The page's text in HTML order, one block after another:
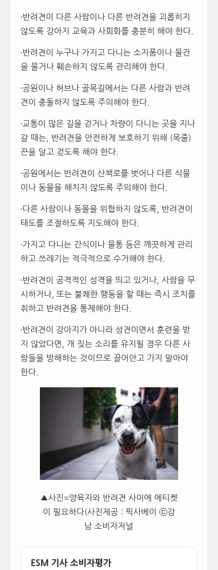
∙반려견이 다른 사람이나 다른 반려견을 괴롭히지
않도록 강아지 교육과 사회화를 충분히 해야 한다.
∙반려견이 누구나 가지고 다니는 소지품이나 물건
을 물거나 훼손하지 않도록 관리해야 한다.
∙공원이나 허브나 골목길에서는 다른 사람과 반려
견이 충돌하지 않도록 주의해야 한다.
∙교통이 많은 길을 걷거나 차량이 다니는 곳을 지나
갈 때는, 반려견을 안전하게 보호하기 위해 (목줄)
끈을 달고 걷도록 해야 한다.
∙공원에서는 반려견이 산책로를 벗어나 다른 식물
이나 동물을 해치지 않도록 주의해야 한다.
∙다른 사람이나 동물을 위협하지 않도록, 반려견이
태도를 조절하도록 지도해야 한다.
∙가지고 다니는 간식이나 물통 등은 깨끗하게 관리
하고 쓰레기는 적극적으로 수거해야 한다.
∙반려견이 공격적인 성격을 띄고 있거나, 사람을 무
시하거나, 또는 불쾌한 행동을 할 때는 즉시 조치를
취하고 반려견을 통제해야 한다.
∙반려견이 강아지가 아니라 성견이면서 훈련을 받
지 않았다면, 개 짖는 소리를 유지될 경우 다른 사
람들을 방해하는 것이므로 끌어안고 가지 말아야
한다.
▲사진=양육자와 반려견 사이에 에티켓
이 필요하다(사진제공 : 픽사베이 ⓒ강
남 소비자저널
ESM 기사 소비자평가